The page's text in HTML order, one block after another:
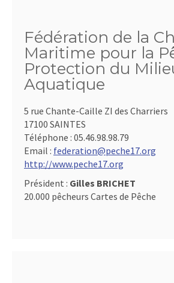
Fédération de la
Maritime pour la
Protection du
Aquatique
5 rue Chante-Caille ZI des Charriers
17100 SAINTES
Téléphone : 05.46.98.98.79
Email : federation@peche17.org
http://www.peche17.org
Président : Gilles BRICHET
20.000 pêcheurs Cartes de Pêche